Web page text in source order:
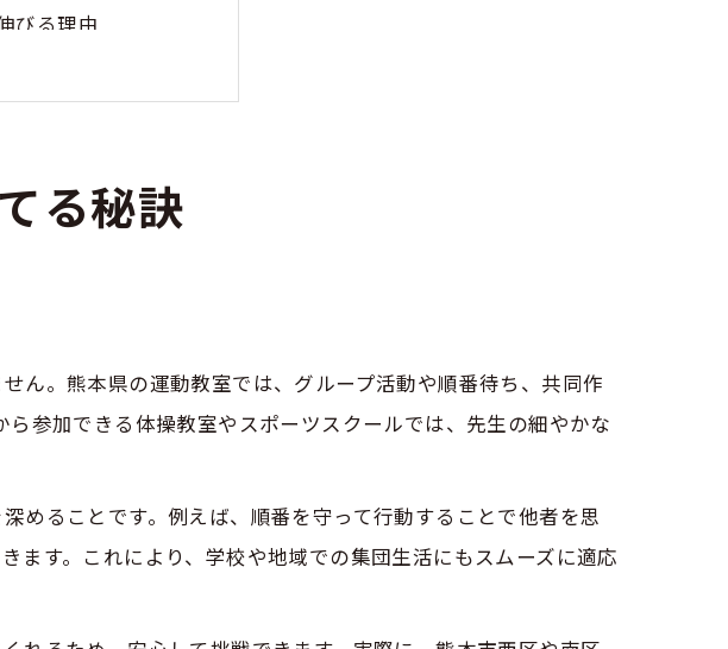
びる理由
調性と社会性
く力とは
動カリキュラム
く社会性のポイント
調性アップの工夫
効果的か
のポイント
極めるコツ
る秘訣
ん。熊本県の運動教室では、グループ活動や順番待ち、共同作
参加できる体操教室やスポーツスクールでは、先生の細やかな
めることです。例えば、順番を守って行動することで他者を思
ます。これにより、学校や地域での集団生活にもスムーズに適応